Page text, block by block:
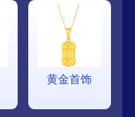
黄金首饰